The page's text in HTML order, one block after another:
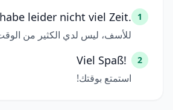
1
leider nicht viel Zeit.
للأسف، ليس لدي الكثير من
2
Viel Spaß!
استمتع بوقتك!